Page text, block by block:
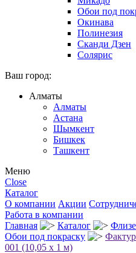
Обои под
Окинава
Полинезия
Сканди Дзен
Солярис
Ваш город:
Алматы
Алматы
Астана
Шымкент
Бишкек
Ташкент
Меню
Close
Каталог
О компании Акции
Работа в компании
Главная
Каталог
Обои под покраску
001 (10,05 х 1 м)